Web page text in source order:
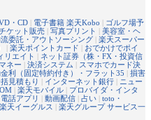
・CD | 電子書籍 楽天Kobo | ゴルフ場予
ケット販売 | 写真プリント | 美容室・ヘ
委託・アウトソーシング | 楽天スーパー
| 楽天ポイントカード | おでかけでポイ
リエイト | ネット証券（株・FX・投資信
ネー | 決済システム | スマホでカード決
利（固定特約付き）・フラット35 | 損害
見積もり | インターネット銀行 | ニュー
| 楽天モバイル | プロバイダ・インタ
電話アプリ | 動画配信 | 占い | toto・
楽天イーグルス | 楽天グループ サービス一